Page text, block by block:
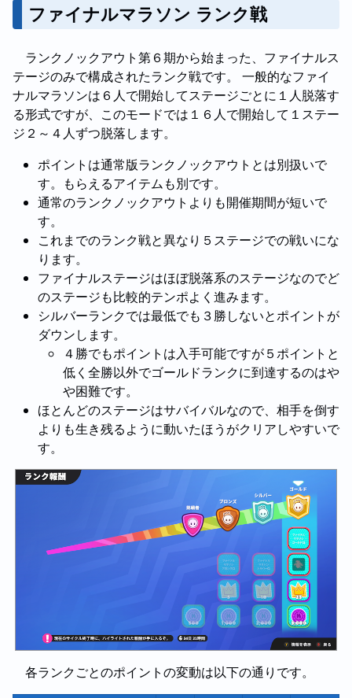
ファイナルマラソン ランク戦
ランクノックアウト第６期から始まった、ファイナルス
テージのみで構成されたランク戦です。 一般的なファイ
ナルマラソンは６人で開始してステージごとに１人脱落す
る形式ですが、このモードでは１６人で開始して１ステー
ジ２～４人ずつ脱落します。
ポイントは通常版ランクノックアウトとは別扱いで
す。もらえるアイテムも別です。
通常のランクノックアウトよりも開催期間が短いで
す。
これまでのランク戦と異なり５ステージでの戦いにな
ります。
ファイナルステージはほぼ脱落系のステージなのでど
のステージも比較的テンポよく進みます。
シルバーランクでは最低でも３勝しないとポイントが
ダウンします。
４勝でもポイントは入手可能ですが５ポイントと
低く全勝以外でゴールドランクに到達するのはや
や困難です。
ほとんどのステージはサバイバルなので、相手を倒す
よりも生き残るように動いたほうがクリアしやすいで
す。
各ランクごとのポイントの変動は以下の通りです。